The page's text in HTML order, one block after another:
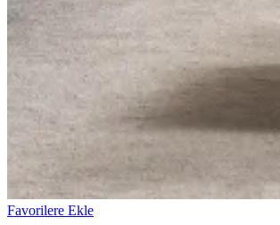
Favorilere Ekle